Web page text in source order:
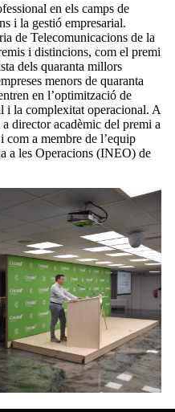
en els camps de
i la gestió empresarial.
de Telecomunicacions de la
i distincions, com el premi
dels quaranta millors
menors de quaranta
en l’optimització de
i la complexitat operacional. A
director acadèmic del premi a
com a membre de l’equip
a les Operacions (INEO) de